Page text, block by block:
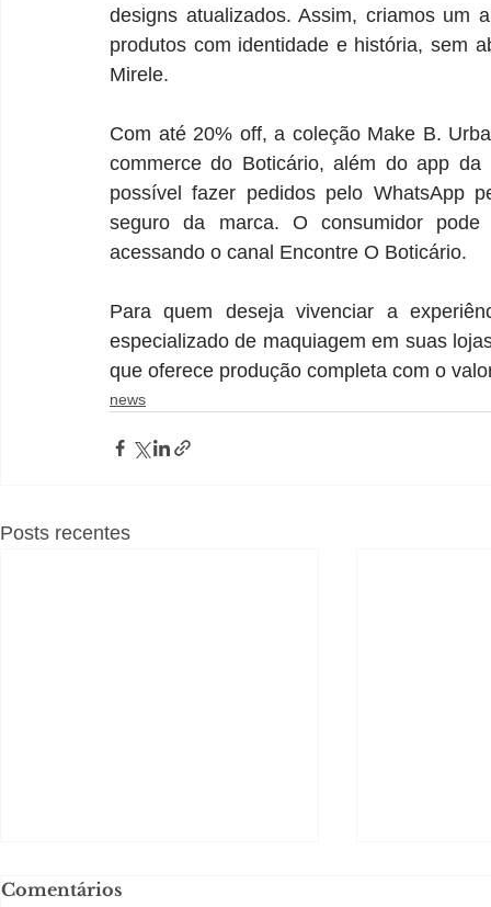
designs atualizados. Assim, criamos um
produtos com identidade e história, sem
Mirele.
Com até 20% off, a coleção Make B.
commerce do Boticário, além do app
possível fazer pedidos pelo WhatsApp
seguro da marca. O consumidor
acessando o canal Encontre O Boticário.
Para quem deseja vivenciar a
especializado de maquiagem em suas
que oferece produção completa com o
news
Posts recentes
Comentários